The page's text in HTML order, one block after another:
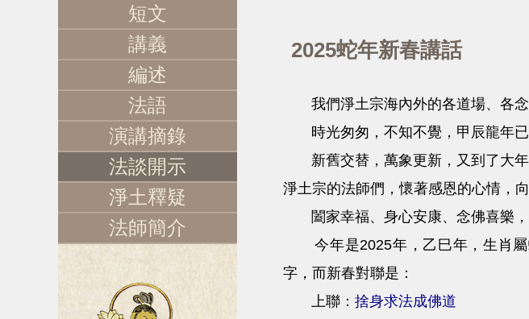
短文
講義
編述
法語
演講摘錄
法談開示
淨土釋疑
法師簡介
2025蛇年新春講話
我們淨土宗海內外的各道場、各念
時光匆匆，不知不覺，甲辰龍年已
新舊交替，萬象更新，又到了大年
淨土宗的法師們，懷著感恩的心情，
闔家幸福、身心安康、念佛喜樂，
今年是2025年，乙巳年，生肖屬
字，而新春對聯是：
上聯： 捨身求法成佛道